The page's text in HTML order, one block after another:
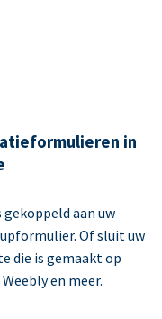
in
aan uw
Of sluit uw
die is gemaakt op
en meer.